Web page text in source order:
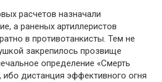
расчетов назначали
а раненых артиллеристов
в противотанкисты. Тем не
закрепилось прозвище
определение «Смерть
ибо дистанция эффективного огня